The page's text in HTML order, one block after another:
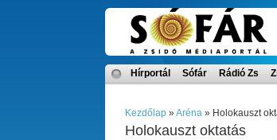
Hírportál Sófár Rádió Zs
Kezdőlap »Aréna » Holokauszt
Holokauszt oktatás